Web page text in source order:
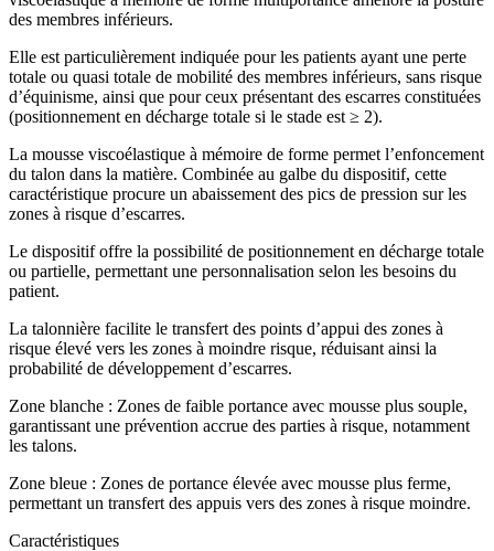
des membres inférieurs.
Elle est particulièrement indiquée pour les patients ayant une perte
totale ou quasi totale de mobilité des membres inférieurs, sans risque
d’équinisme, ainsi que pour ceux présentant des escarres constituées
(positionnement en décharge totale si le stade est ≥ 2).
La mousse viscoélastique à mémoire de forme permet l’enfoncement
du talon dans la matière. Combinée au galbe du dispositif, cette
caractéristique procure un abaissement des pics de pression sur les
zones à risque d’escarres.
Le dispositif offre la possibilité de positionnement en décharge totale
ou partielle, permettant une personnalisation selon les besoins du
patient.
La talonnière facilite le transfert des points d’appui des zones à
risque élevé vers les zones à moindre risque, réduisant ainsi la
probabilité de développement d’escarres.
Zone blanche : Zones de faible portance avec mousse plus souple,
garantissant une prévention accrue des parties à risque, notamment
les talons.
Zone bleue : Zones de portance élevée avec mousse plus ferme,
permettant un transfert des appuis vers des zones à risque moindre.
Caractéristiques